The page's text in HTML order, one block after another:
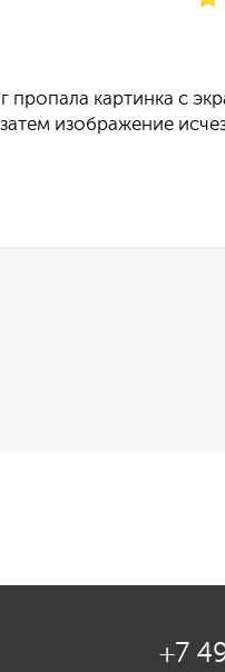
пропала картинка с
изображение
+7